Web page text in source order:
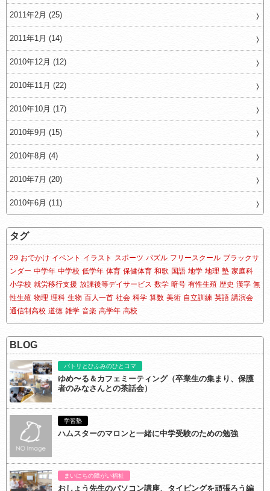
2011年2月 (25)
2011年1月 (14)
2010年12月 (12)
2010年11月 (22)
2010年10月 (17)
2010年9月 (15)
2010年8月 (4)
2010年7月 (20)
2010年6月 (11)
タグ
29 おでかけ イベント イラスト スポーツ パズル フリースクール ブラックサ
ンダー 中学年 中学校 低学年 体育 保健体育 和歌 国語 地学 地理 塾 家庭科
小学校 就労移行支援 放課後等デイサービス 数学 暗号 有性生殖 歴史 漢字 無
性生殖 物理 理科 生物 百人一首 社会 科学 算数 美術 自立訓練 英語 講演会
通信制高校 道徳 雑学 音楽 高学年 高校
BLOG
パトリとひふみのひとコマ
ゆめ〜る＆カフェミーティング（卒業生の集まり、保護
者のみなさんとの茶話会）
学習塾
ハムスターのマロンと一緒に中学受験のための勉強
まいにちの障がい福祉
おしょう先生のパソコン講座、タイピングを頑張ろう編